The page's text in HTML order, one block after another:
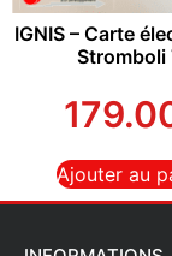
IGNIS – Carte
Stromboli
Ajouter au